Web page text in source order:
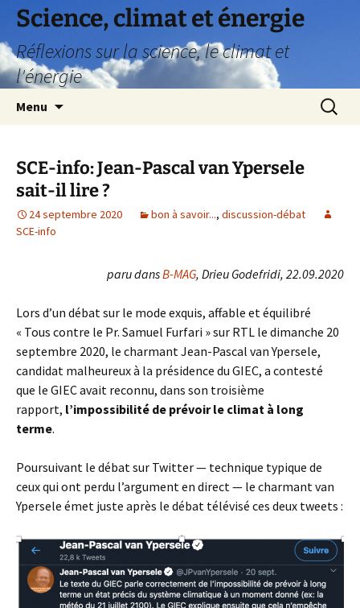
Science, climat et énergie
Réflexions sur la science, le climat et
l'énergie
Menu
SCE-info: Jean-Pascal van Ypersele
sait-il lire ?
24 septembre 2020 bon à savoir..., discussion-débat
SCE-info
paru dansB-MAG, Drieu Godefridi, 22.09.2020
Lors d’un débat sur le mode exquis, affable et équilibré
« Tous contre le Pr. Samuel Furfari » sur RTL le dimanche 20
septembre 2020, le charmant Jean-Pascal van Ypersele,
candidat malheureux à la présidence du GIEC, a contesté
que le GIEC avait reconnu, dans son troisième
rapport, l’impossibilité de prévoir le climat à long
terme.
Poursuivant le débat sur Twitter — technique typique de
ceux qui ont perdu l’argument en direct — le charmant van
Ypersele émet juste après le débat télévisé ces deux tweets :